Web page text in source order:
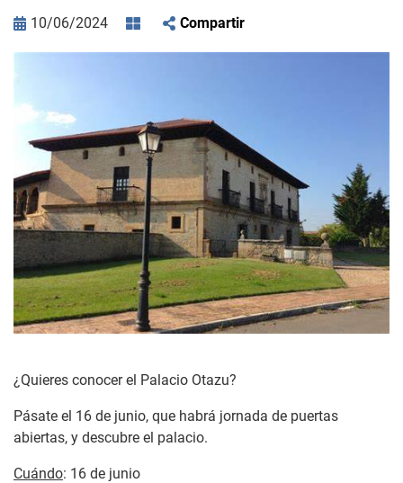
10/06/2024 Compartir
¿Quieres conocer el Palacio Otazu?
Pásate el 16 de junio, que habrá jornada de puertas
abiertas, y descubre el palacio.
Cuándo: 16 de junio